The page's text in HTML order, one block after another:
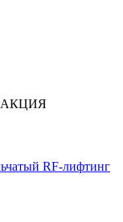
АКЦИЯ
RF-лифтинг